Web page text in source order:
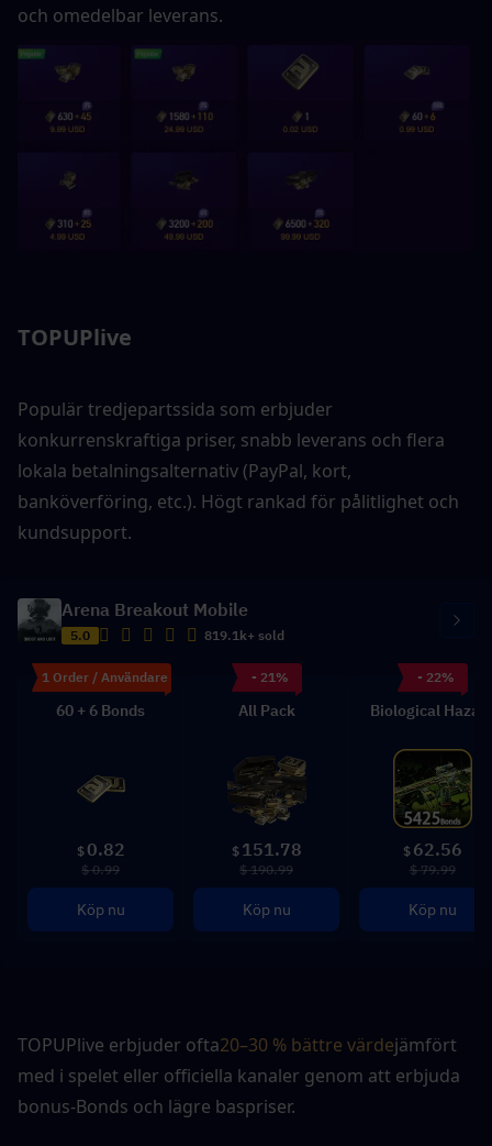
och omedelbar leverans.
TOPUPlive
Populär tredjepartssida som erbjuder
konkurrenskraftiga priser, snabb leverans och flera
lokala betalningsalternativ (PayPal, kort,
banköverföring, etc.). Högt rankad för pålitlighet och
kundsupport.
Arena Breakout Mobile
5.0 819.1k+ sold
1 Order / Användare
60 + 6 Bonds
$ 0.82
$ 0.99
Köp nu
- 21%
All Pack
$ 151.78
$ 190.99
Köp nu
- 22%
Biological
$ 62.56
$ 79.99
Köp nu
TOPUPlive erbjuder ofta20–30 % bättre värdejämfört
med i spelet eller officiella kanaler genom att erbjuda
bonus-Bonds och lägre baspriser.